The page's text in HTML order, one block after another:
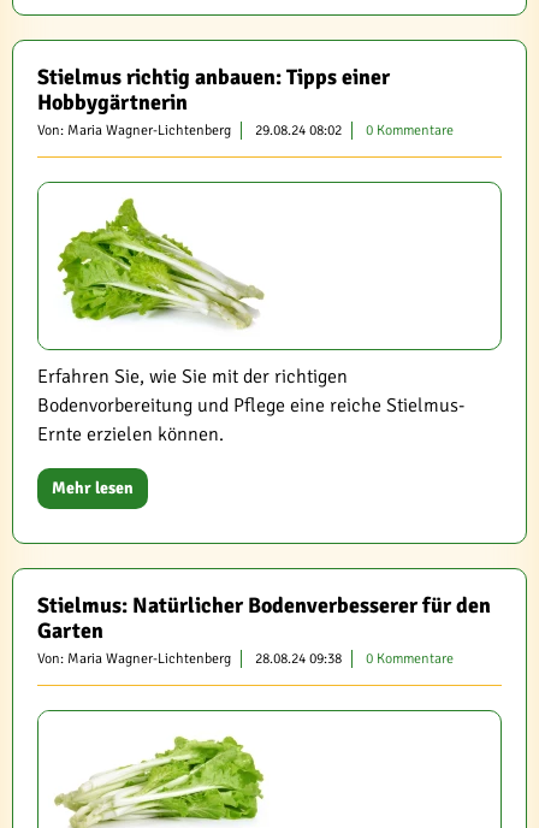
Stielmus richtig anbauen: Tipps einer
Hobbygärtnerin
Von: Maria Wagner-Lichtenberg 29.08.24 08:02 0 Kommentare
Erfahren Sie, wie Sie mit der richtigen
Bodenvorbereitung und Pflege eine reiche Stielmus-
Ernte erzielen können.
Mehr lesen
Stielmus: Natürlicher Bodenverbesserer für den
Garten
Von: Maria Wagner-Lichtenberg 28.08.24 09:38 0 Kommentare